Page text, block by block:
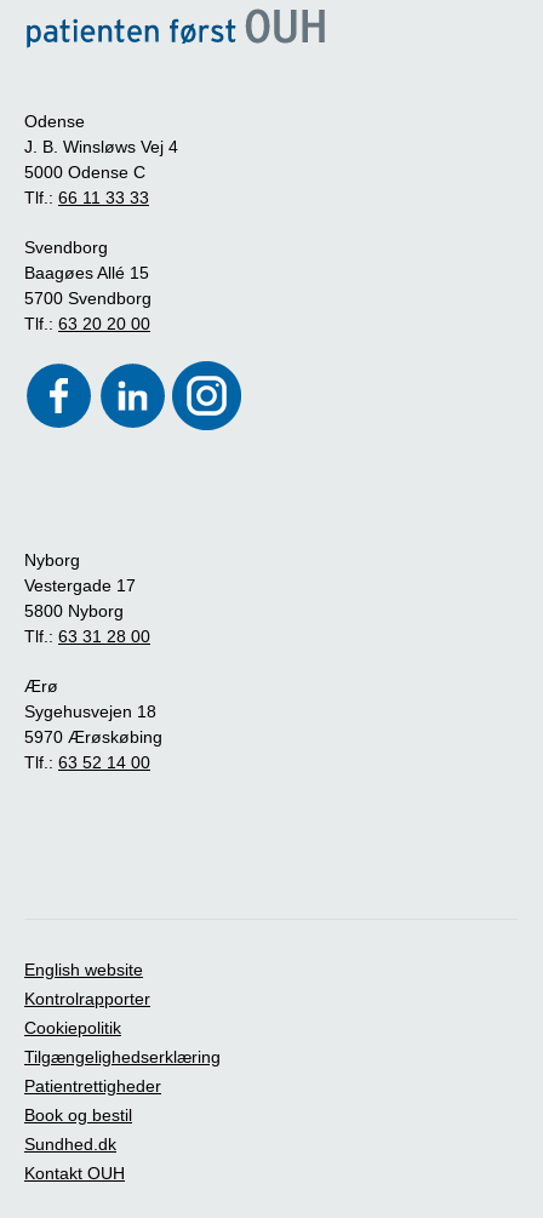
Odense
J. B. Winsløws Vej 4
5000 Odense C
Tlf.: 66 11 33 33
Svendborg
Baagøes Allé 15
5700 Svendborg
Tlf.: 63 20 20 00
Nyborg
Vestergade 17
5800 Nyborg
Tlf.: 63 31 28 00
Ærø
Sygehusvejen 18
5970 Ærøskøbing
Tlf.: 63 52 14 00
English website
Kontrolrapporter
Cookiepolitik
Tilgængelighedserklæring
Patientrettigheder
Book og bestil
Sundhed.dk
Kontakt OUH